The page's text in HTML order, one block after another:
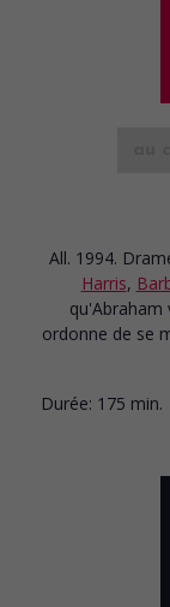
All. 1994.
Harris,
qu'Abraham
ordonne de se
Durée: 175 min.